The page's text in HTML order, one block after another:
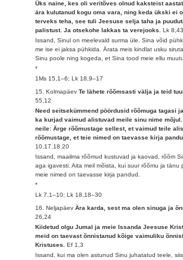
Üks naine, kes oli veritõves olnud kaksteist
ära kulutanud kogu oma vara, ning keda ükski ei
terveks teha, see tuli Jeesuse selja taha ja
palistust. Ja otsekohe lakkas ta verejooks.Lk
Issand, Sinul on meelevald surma üle. Sina võid
me ise ei jaksa pühkida. Ärata meis kindlat usku
Sinu poole ning kogeda, et Sina tood meie ellu
*
1Ms 15,1–6; Lk 18,9–17
15. KolmapäevTe lähete rõõmsasti välja ja teid
55,12
Need seitsekümmend pöördusid rõõmuga tagasi
ka kurjad vaimud alistuvad meile sinu nime
neile: Ärge rõõmustage sellest, et vaimud teile
rõõmustage, et teie nimed on taevasse kirja
10,17.18.20
Issand, maailma rõõmud kustuvad ja kaovad, rõõm
aga igavesti. Aita meil mõista, kui suur rõõmu ja tänu
meie nimed on taevasse kirja pandud.
*
Lk 7,1–10; Lk 18,18–30
16. NeljapäevÄra karda, sest ma olen sinuga ja
26,24
Kiidetud olgu Jumal ja meie Issanda Jeesuse
meid on taevast õnnistanud kõige vaimuliku
Kristuses.Ef 1,3
Issand, kui ma olen astunud Sinu juhatatud teele,